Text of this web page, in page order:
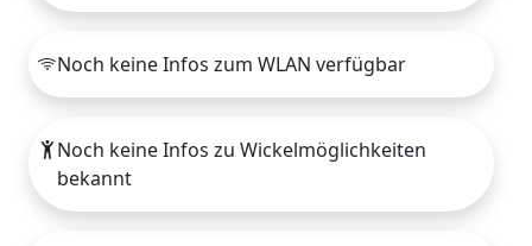
Noch keine Infos zum WLAN verfügbar
Noch keine Infos zu Wickelmöglichkeiten
bekannt